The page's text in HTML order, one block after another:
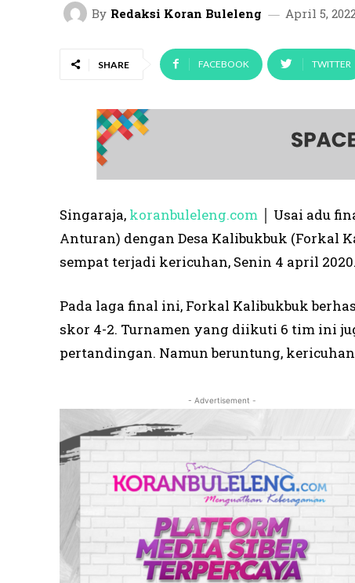
By Redaksi Koran Buleleng April 5,
SHARE FACEBOOK TWITTER
Singaraja, koranbuleleng.com │ Usai adu
Anturan) dengan Desa Kalibukbuk (Forkal
sempat terjadi kericuhan, Senin 4 april
Pada laga final ini, Forkal Kalibukbuk
skor 4-2. Turnamen yang diikuti 6 tim ini
pertandingan. Namun beruntung,
- Advertisement -